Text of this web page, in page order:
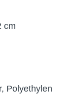
cm
Polyethylen